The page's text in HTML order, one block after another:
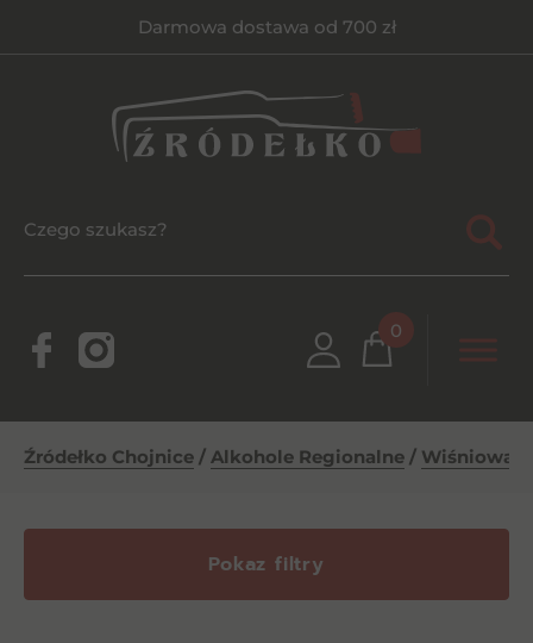
Darmowa dostawa od 700 zł
0
Źródełko Chojnice / Alkohole Regionalne / Wiśniowa
Pokaz filtry